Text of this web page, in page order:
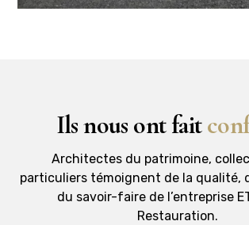
Ils nous ont fait
Architectes du patrimoine,
particuliers témoignent de la qualité,
du savoir-faire de l’entreprise
Restauration.